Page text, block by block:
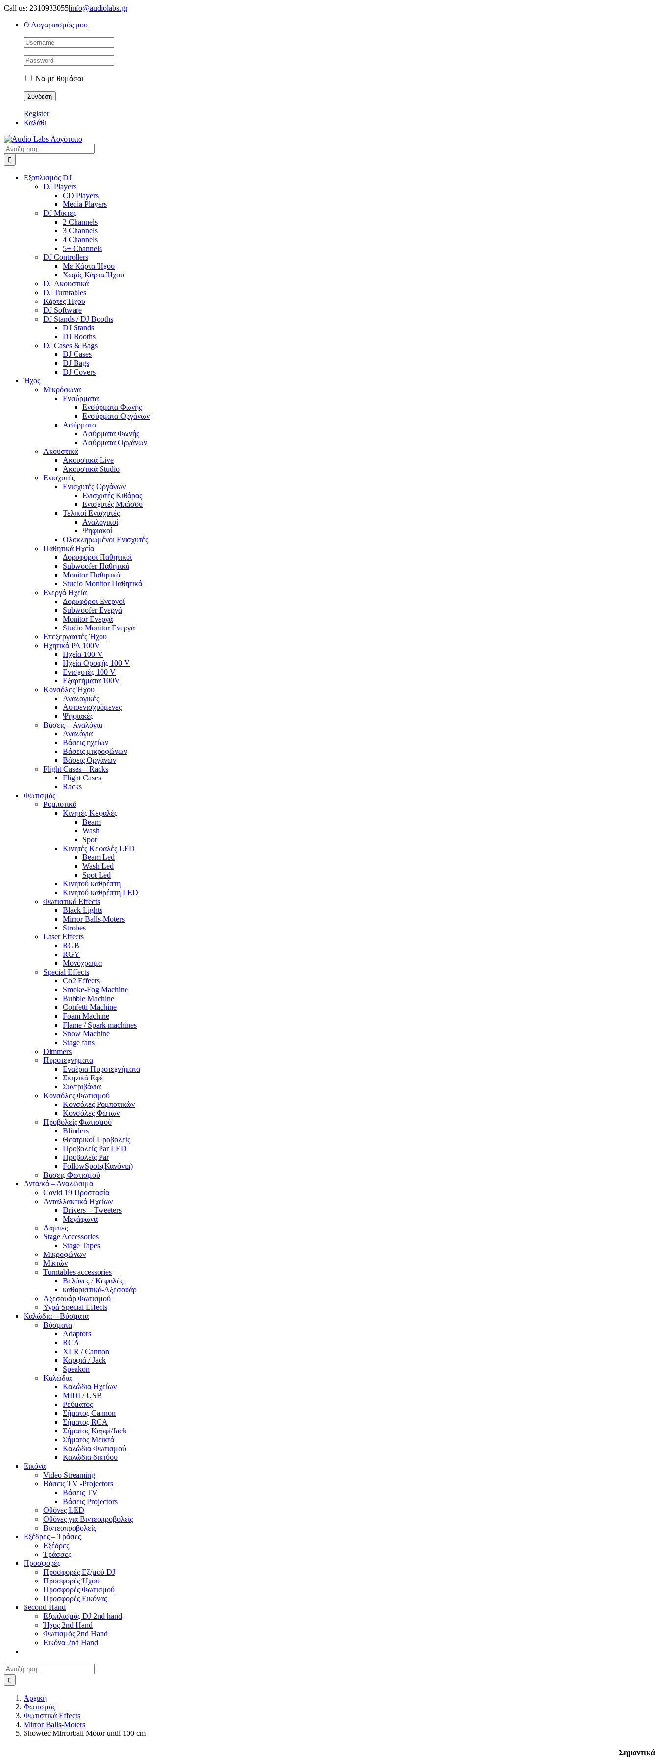
Μετάβαση
περιεχόμενο
Call us: 2310933055|info@audiolabs.gr
Ο Λογαριασμός μου
Να με θυμάσαι
Register
Καλάθι
Αναζήτηση
για:
Εξοπλισμός DJ
DJ Players
CD Players
Media Players
DJ Μίκτες
2 Channels
3 Channels
4 Channels
5+ Channels
DJ Controllers
Με Κάρτα Ήχου
Χωρίς Κάρτα Ήχου
DJ Ακουστικά
DJ Turntables
Κάρτες Ήχου
DJ Software
DJ Stands / DJ Booths
DJ Stands
DJ Booths
DJ Cases & Bags
DJ Cases
DJ Bags
DJ Covers
Ήχος
Μικρόφωνα
Ενσύρματα
Ενσύρματα Φωνής
Ενσύρματα Οργάνων
Ασύρματα
Ασύρματα Φωνής
Ασύρματα Οργάνων
Ακουστικά
Ακουστικά Live
Ακουστικά Studio
Ενισχυτές
Ενισχυτές Οργάνων
Ενισχυτές Κιθάρας
Ενισχυτές Μπάσου
Τελικοί Ενισχυτές
Αναλογικοί
Ψηφιακοί
Ολοκληρωμένοι Ενισχυτές
Παθητικά Ηχεία
Δορυφόροι Παθητικοί
Subwoofer Παθητικά
Monitor Παθητικά
Studio Monitor Παθητικά
Ενεργά Ηχεία
Δορυφόροι Ενεργοί
Subwoofer Ενεργά
Monitor Ενεργά
Studio Monitor Ενεργά
Επεξεργαστές Ήχου
Ηχητικά PA 100V
Ηχεία 100 V
Ηχεία Οροφής 100 V
Ενισχυτές 100 V
Εξαρτήματα 100V
Κονσόλες Ήχου
Αναλογικές
Αυτοενισχυόμενες
Ψηφιακές
Βάσεις – Αναλόγια
Αναλόγια
Βάσεις ηχείων
Βάσεις μικροφώνων
Βάσεις Οργάνων
Flight Cases – Racks
Flight Cases
Racks
Φωτισμός
Ρομποτικά
Κινητές Κεφαλές
Beam
Wash
Spot
Κινητές Κεφαλές LED
Beam Led
Wash Led
Spot Led
Κινητού καθρέπτη
Κινητού καθρέπτη LED
Φωτιστικά Effects
Black Lights
Mirror Balls-Moters
Strobes
Laser Effects
RGB
RGY
Μονόχρωμα
Special Effects
Co2 Effects
Smoke-Fog Machine
Bubble Machine
Confetti Machine
Foam Machine
Flame / Spark machines
Snow Machine
Stage fans
Dimmers
Πυροτεχνήματα
Εναέρια Πυροτεχνήματα
Σκηνικά Εφέ
Συντριβάνια
Κονσόλες Φωτισμού
Κονσόλες Ρομποτικών
Κονσόλες Φώτων
Προβολείς Φωτισμού
Blinders
Θεατρικοί Προβολείς
Προβολείς Par LED
Προβολείς Par
FollowSpots(Κανόνια)
Βάσεις Φωτισμού
Αντα/κά – Αναλώσιμα
Covid 19 Προστασία
Ανταλλακτικά Ηχείων
Drivers – Tweeters
Μεγάφωνα
Λάμπες
Stage Accessories
Stage Tapes
Μικροφώνων
Μικτών
Turntables accessories
Βελόνες / Κεφαλές
καθαριστικά-Αξεσουάρ
Αξεσουάρ Φωτισμού
Υγρά Special Effects
Καλώδια – Βύσματα
Βύσματα
Adaptors
RCA
XLR / Cannon
Καρφιά / Jack
Speakon
Καλώδια
Καλώδια Ηχείων
MIDI / USB
Ρεύματος
Σήματος Cannon
Σήματος RCA
Σήματος Καρφί/Jack
Σήματος Μεικτά
Καλώδια Φωτισμού
Καλώδια δικτύου
Εικόνα
Video Streaming
Βάσεις TV -Projectors
Βάσεις TV
Βάσεις Projectors
Οθόνες LED
Οθόνες για Βιντεοπροβολείς
Βιντεοπροβολείς
Εξέδρες – Τράσες
Εξέδρες
Τράσσες
Προσφορές
Προσφορές Εξ/μού DJ
Προσφορές Ήχου
Προσφορές Φωτισμού
Προσφορές Εικόνας
Second Hand
Εξοπλισμός DJ 2nd hand
Ήχος 2nd Hand
Φωτισμός 2nd Hand
Εικόνα 2nd Hand
Αναζήτηση
για:
Αρχική
Φωτισμός
Φωτιστικά Effects
Mirror Balls-Moters
Showtec Mirrorball Motor until 100 cm
Σημαντικά